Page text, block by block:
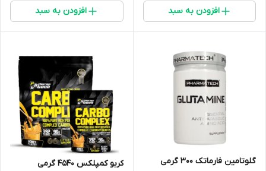
افزودن به سبد افزودن به سبد
گلوتامین فارماتک 300 گرمی
کربو کمپلکس 4540 گرمی